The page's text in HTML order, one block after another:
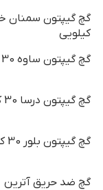
کیلویی
گچ گیپتون ساوه 30 کیلویی
گچ گیپتون درسا 30 کیلویی
گچ گیپتون بلور 30 کیلویی
گچ ضد حریق آترین